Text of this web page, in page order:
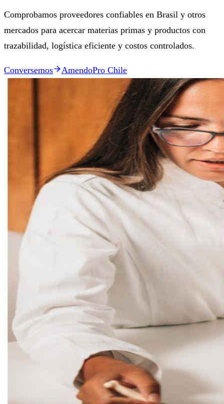
Comprobamos proveedores confiables en Brasil y otros
mercados para acercar materias primas y productos con
trazabilidad, logística eficiente y costos controlados.
Conversemos AmendoPro Chile